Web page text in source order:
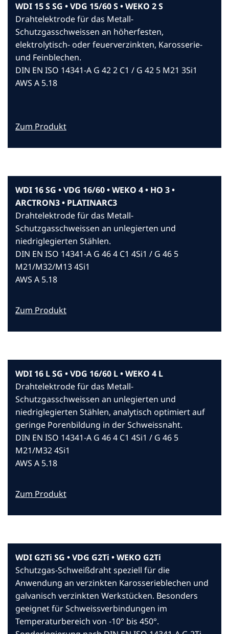
WDI 15 S SG • VDG 15/60 S • WEKO 2 S
Drahtelektrode für das Metall-
Schutzgasschweissen an höherfesten,
elektrolytisch- oder feuerverzinkten, Karosserie-
und Feinblechen.
DIN EN ISO 14341-A G 42 2 C1 / G 42 5 M21 3Si1
AWS A 5.18
Zum Produkt
WDI 16 SG • VDG 16/60 • WEKO 4 • HO 3 •
ARCTRON3 • PLATINARC3
Drahtelektrode für das Metall-
Schutzgasschweissen an unlegierten und
niedriglegierten Stählen.
DIN EN ISO 14341-A G 46 4 C1 4Si1 / G 46 5
M21/M32/M13 4Si1
AWS A 5.18
Zum Produkt
WDI 16 L SG • VDG 16/60 L • WEKO 4 L
Drahtelektrode für das Metall-
Schutzgasschweissen an unlegierten und
niedriglegierten Stählen, analytisch optimiert auf
geringe Porenbildung in der Schweissnaht.
DIN EN ISO 14341-A G 46 4 C1 4Si1 / G 46 5
M21/M32 4Si1
AWS A 5.18
Zum Produkt
WDI G2Ti SG • VDG G2Ti • WEKO G2Ti
Schutzgas-Schweißdraht speziell für die
Anwendung an verzinkten Karosserieblechen und
galvanisch verzinkten Werkstücken. Besonders
geeignet für Schweissverbindungen im
Temperaturbereich von -10° bis 450°.